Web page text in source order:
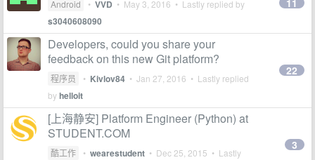
Android • VVD • May 3, 2016 • Lastly replied by
s3040608090
11
Developers, could you share your
feedback on this new Git platform?
程序员 • Kivlov84 • Jan 27, 2016 • Lastly replied
byhelloit
22
[上海静安] Platform Engineer (Python) at
STUDENT.COM
酷工作 • wearestudent • Dec 25, 2015 • Lastly
3